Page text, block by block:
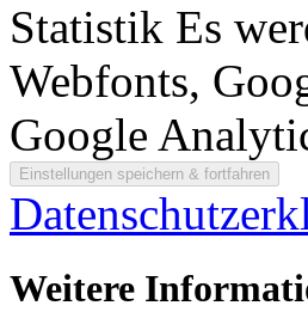
Statistik Es
Webfonts,
Google
Weitere